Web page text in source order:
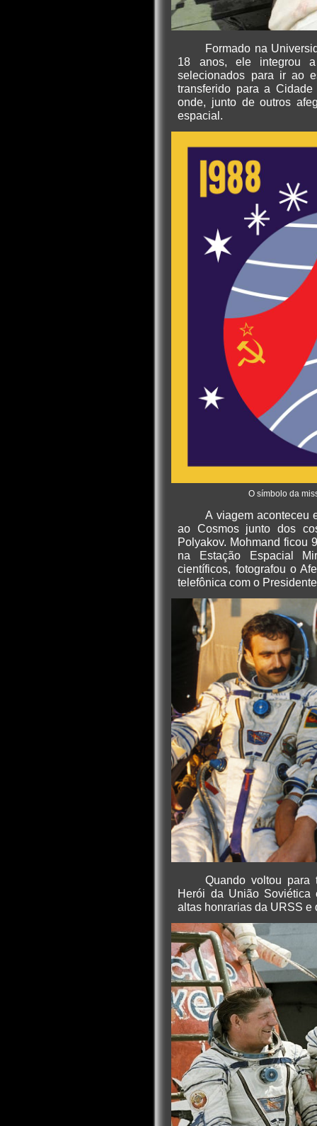
Formado na
18 anos, ele integrou
selecionados para ir ao
transferido para a
onde, junto de outros
espacial.
O símbolo da
A viagem aconteceu
ao Cosmos junto dos
Polyakov. Mohmand ficou
na Estação Espacial
científicos, fotografou o
telefônica com o
Quando voltou para
Herói da União Soviética
altas honrarias da URSS e